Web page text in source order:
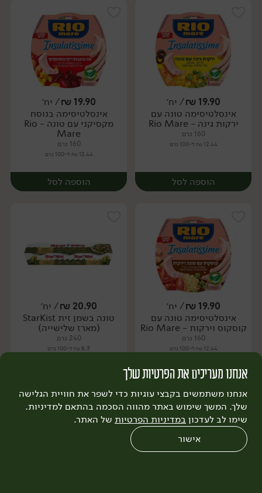
יח׳ יח׳
19.90
₪/ יח׳
אינסלטיסימה טונה עם
ירקות גינה - Rio Mare
160 גרם
12.44 ₪ ל-100 גרם
הוספה לסל
יח׳
19.90
₪/ יח׳
אינסלטיסימה בנוסח
מקסיקני עם טונה - Rio
Mare
160 גרם
12.44 ₪ ל-100 גרם
הוספה לסל
יח׳
19.90
₪/ יח׳
אינסלטיסימה טונה עם
קוסקוס וירקות - Rio Mare
160 גרם
12.44 ₪ ל-100 גרם
20.90
₪/ יח׳
טונה בשמן זית StarKist
(מארז שלישייה)
240 גרם
8.71 ₪ ל-100 גרם
אנחנו מעריכים את הפרטיות שלך
אנחנו משתמשים בקבצי עוגיות כדי לשפר את חוויית הגלישה
שלך. המשך שימוש באתר מהווה הסכמה בהתאם למדיניות.
שימו לב לעדכון במדיניות הפרטיות של האתר.
אישור
שירות לקוחות >